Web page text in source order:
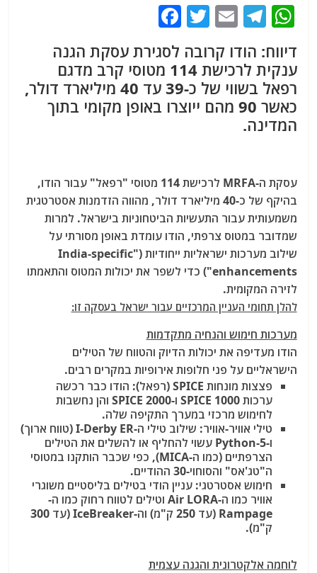
W
at
s
A
p
T
e
g
ra
E
ai
l
T
w
itt
er
c
e
b
k
דיווח: הודו קרובה לסגירת עסקת הגנה
ענקית לרכישת 114 מטוסי קרב מדגם
רפאל בשווי של כ-39 עד 40 מיליארד דולר,
כאשר 90 מהם ייוצרו באופן מקומי בתוך
המדינה.
עסקת ה-MRFA לרכישת 114 מטוסי "רפאל" עבור הודו,
בהיקף של כ-40 מיליארד דולר, מהווה הזדמנות אסטרטגית
משמעותית עבור התעשיות הביטחוניות בישראל. למרות
שמדובר במטוס צרפתי, הודו עומדת באופן מסורתי על
שילוב מערכות ישראליות ייחודיות ("India-specific
enhancements") כדי לשפר את יכולות המטוס והתאמתו
לזירה המקומית.
להלן תחומי העניין המרכזיים עבור ישראל בעסקה זו:
מערכות חימוש והנחיה מתקדמות
הודו מעדיפה את יכולות הדיוק והטווח של הטילים
הישראליים על פני חלופות אירופיות במקרים רבים.
פצצות מונחות SPICE (רפאל): הודו כבר רכשה
ערכות SPICE 1000 ו-SPICE 2000 והן נחשבות
לחימוש מרכזי במערך התקיפה שלה.
טילי אוויר-אוויר: שילוב טילי ה-I-Derby ER (טווח ארוך)
ו-Python-5 עשוי להחליף או להשלים את הטילים
הצרפתיים (כמו ה-MICA), כפי שכבר הותקנו במטוסי
ה"טג'אס" והסוחוי-30 ההודיים.
חימוש אסטרטגי: עניין הודי בטילים בליסטיים משוגרי
אוויר כמו ה-Air LORA וטילים לטווח רחוק כמו ה-
Rampage (עד 250 ק"מ) וה-IceBreaker (עד 300
ק"מ).
לוחמה אלקטרונית והגנה עצמית